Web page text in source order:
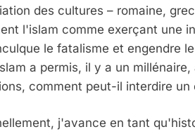
des cultures – romaine,
l'islam comme exerçant une
le fatalisme et engendre
a permis, il y a un
comment peut-il interdire un
j'avance en tant